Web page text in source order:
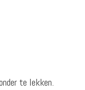
te lekken.